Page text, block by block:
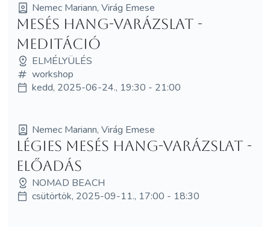
Nemec Mariann, Virág Emese
Mesés hang-varázslat -
meditáció
ELMÉLYÜLÉS
workshop
kedd, 2025-06-24., 19:30 - 21:00
Nemec Mariann, Virág Emese
Légies Mesés hang-varázslat -
ELŐADÁS
NOMAD BEACH
csütörtök, 2025-09-11., 17:00 - 18:30